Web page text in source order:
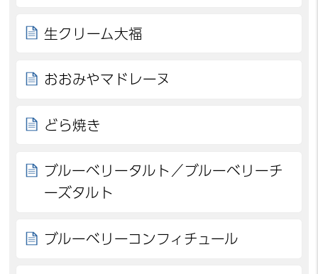
生クリーム大福
おおみやマドレーヌ
どら焼き
ブルーベリータルト／ブルーベリーチ
ーズタルト
ブルーベリーコンフィチュール